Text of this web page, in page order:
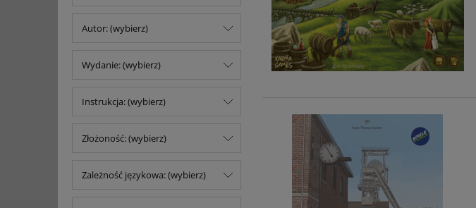
Autor: (wybierz)
Wydanie: (wybierz)
Instrukcja: (wybierz)
Złożoność: (wybierz)
Zależność językowa: (wybierz)